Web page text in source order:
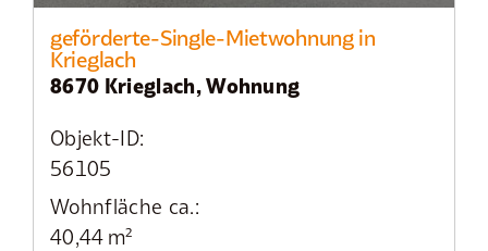
geförderte-Single-Mietwohnung in
Krieglach
8670 Krieglach, Wohnung
Objekt-ID:
56105
Wohnfläche ca.:
40,44 m²